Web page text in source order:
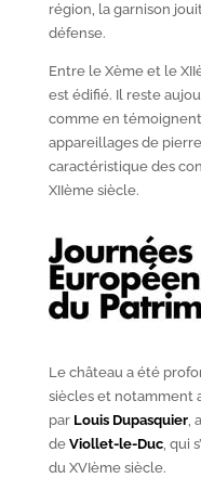
région, la garnison
défense.
Entre le Xèmeet le XII
est édifié. Il reste
comme en
appareillages de
caractéristique des
XIIèmesiècle.
Le château a été
siècles et notamment
par Louis Dupasquier,
de Viollet-le-Duc, qui
du XVIèmesiècle.